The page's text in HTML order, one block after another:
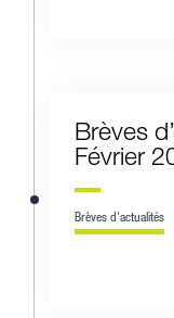
Brèves
Février
Brèves d'actualités